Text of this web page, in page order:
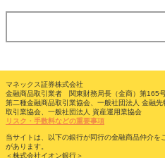
マネックス証券株式会社
金融商品取引業者 関東財務局長（金商）第165
第二種金融商品取引業協会、一般社団法人 金融
取引業協会、一般社団法人 資産運用業協会
リスク・手数料などの重要事項
当サイトは、以下の銀行が同行の金融商品仲介を
があります。
＜株式会社イオン銀行＞